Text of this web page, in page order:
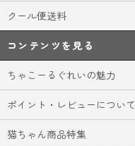
クール便送料
コンテンツを見る
ちゃこーるぐれいの魅力
ポイント・レビューについて
猫ちゃん商品特集